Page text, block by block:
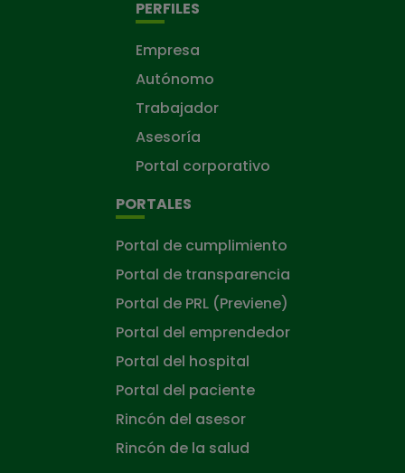
PERFILES
Empresa
Autónomo
Trabajador
Asesoría
Portal corporativo
PORTALES
Portal de cumplimiento
Portal de transparencia
Portal de PRL (Previene)
Portal del emprendedor
Portal del hospital
Portal del paciente
Rincón del asesor
Rincón de la salud